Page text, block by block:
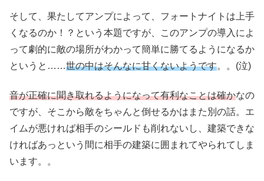
そして、果たしてアンプによって、フォートナイトは上手
くなるのか！？という本題ですが、このアンプの導入によ
って劇的に敵の場所がわかって簡単に勝てるようになるか
というと……世の中はそんなに甘くないようです。。(泣)
音が正確に聞き取れるようになって有利なことは確かなの
ですが、そこから敵をちゃんと倒せるかはまた別の話。エ
イムが悪ければ相手のシールドも削れないし、建築できな
ければあっという間に相手の建築に囲まれてやられてしま
います。。